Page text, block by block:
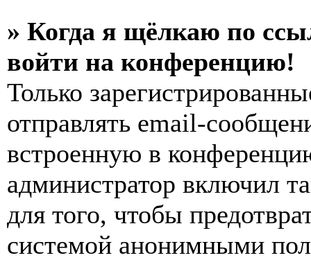
» Когда я щёлкаю по
войти на конференцию!
Только
отправлять email-
встроенную в
администратор включил
для того, чтобы
системой анонимными